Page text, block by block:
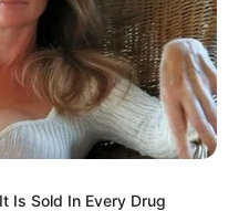
Is Sold In Every Drug